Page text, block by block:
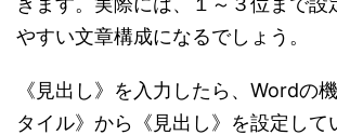
やすい文章構成になるでしょう。
《見出し》を入力したら、Wordの
タイル》から《見出し》を設定して